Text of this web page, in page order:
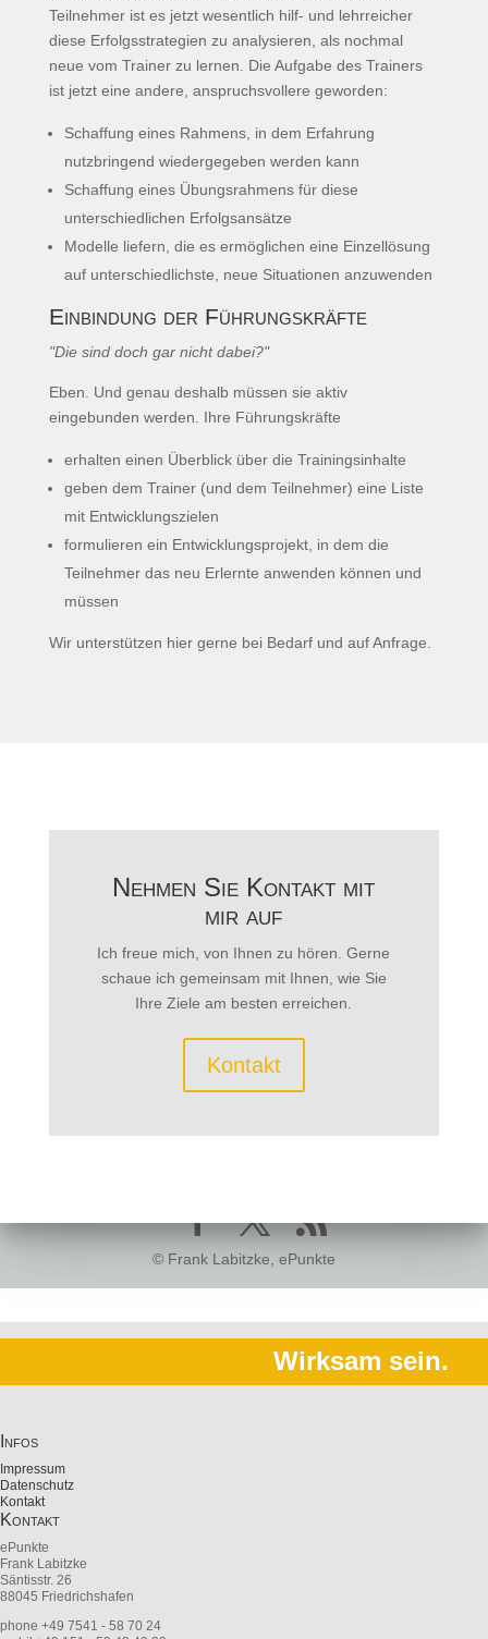
Teilnehmer ist es jetzt wesentlich hilf- und lehrreicher
diese Erfolgsstrategien zu analysieren, als nochmal
neue vom Trainer zu lernen. Die Aufgabe des Trainers
ist jetzt eine andere, anspruchsvollere geworden:
Schaffung eines Rahmens, in dem Erfahrung
nutzbringend wiedergegeben werden kann
Schaffung eines Übungsrahmens für diese
unterschiedlichen Erfolgsansätze
Modelle liefern, die es ermöglichen eine Einzellösung
auf unterschiedlichste, neue Situationen anzuwenden
Einbindung der Führungskräfte
"Die sind doch gar nicht dabei?"
Eben. Und genau deshalb müssen sie aktiv
eingebunden werden. Ihre Führungskräfte
erhalten einen Überblick über die Trainingsinhalte
geben dem Trainer (und dem Teilnehmer) eine Liste
mit Entwicklungszielen
formulieren ein Entwicklungsprojekt, in dem die
Teilnehmer das neu Erlernte anwenden können und
müssen
Wir unterstützen hier gerne bei Bedarf und auf Anfrage.
Nehmen Sie Kontakt mit
mir auf
Ich freue mich, von Ihnen zu hören. Gerne
schaue ich gemeinsam mit Ihnen, wie Sie
Ihre Ziele am besten erreichen.
Kontakt
Wirksam sein.
Infos
Impressum
Datenschutz
Kontakt
Kontakt
ePunkte
Frank Labitzke
Säntisstr. 26
88045 Friedrichshafen
phone +49 7541 - 58 70 24
© Frank Labitzke, ePunkte